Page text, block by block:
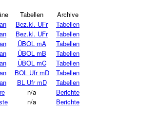
Tabellen
Archive
Bez.kl. UFr
Tabellen
Bez.kl. UFr
Tabellen
ÜBOL mA
Tabellen
ÜBOL mB
Tabellen
ÜBOL mC
Tabellen
BOL Ufr mD
Tabellen
BL Ufr mD
Tabellen
n/a
Berichte
n/a Berichte